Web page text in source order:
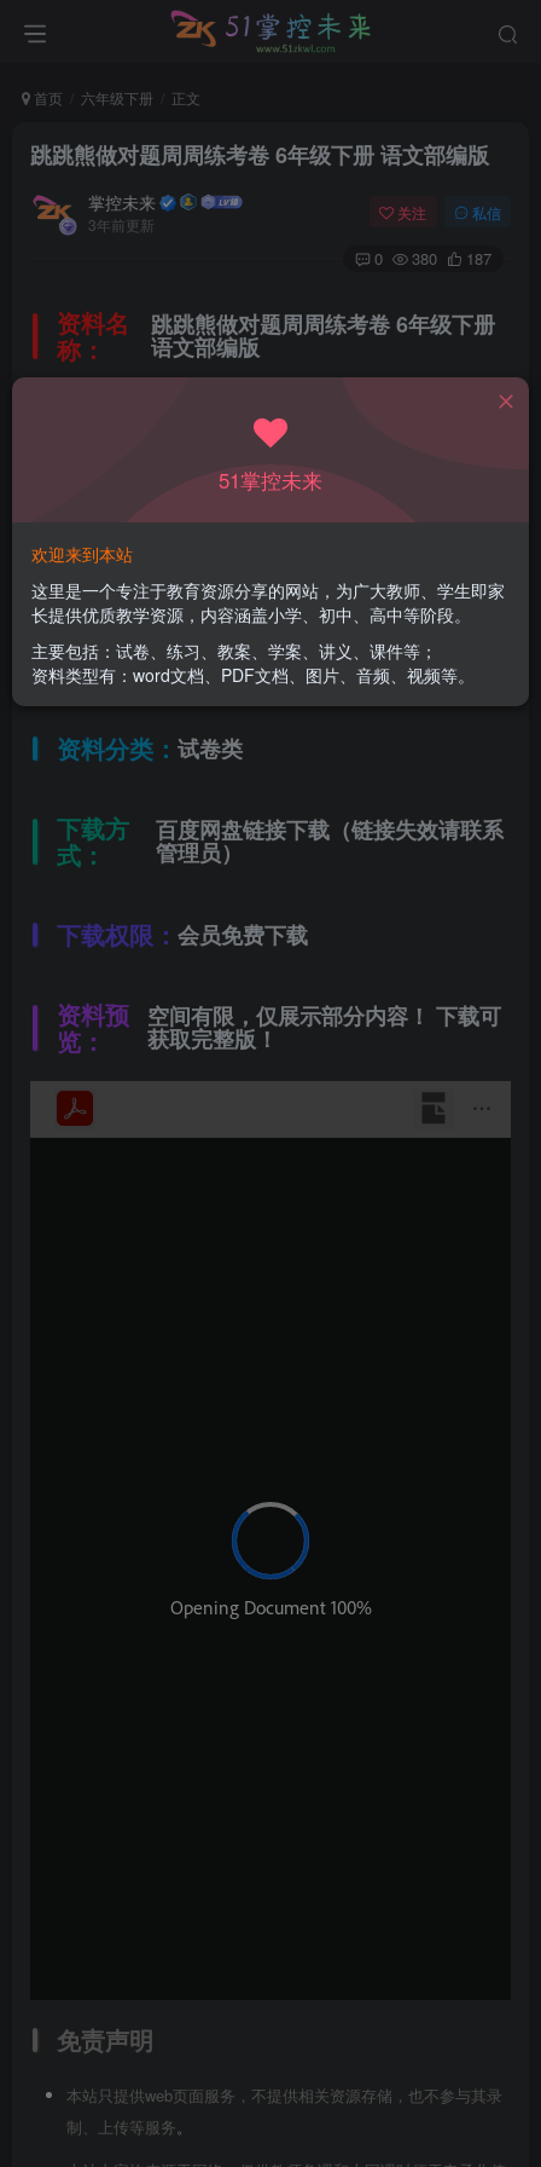
首页 六年级下册 正文
跳跳熊做对题周周练考卷 6年级下册 语文部编版
掌控未来
3年前更新
关注 私信
0 380 187
资料名
称：
跳跳熊做对题周周练考卷 6年级下册
语文部编版
适用年级：六年级下册
文件类型：高清PDF
资料分类： 试卷类
下载方
式：
百度网盘链接下载（链接失效请联系
管理员）
下载权限： 会员免费下载
资料预
览：
空间有限，仅展示部分内容！ 下载可
获取完整版！
免责声明
本站只提供web页面服务，不提供相关资源存储，也不参与其录
制、上传等服务。
51掌控未来
欢迎来到本站
这里是一个专注于教育资源分享的网站，为广大教师、学生即家
长提供优质教学资源，内容涵盖小学、初中、高中等阶段。
主要包括：试卷、练习、教案、学案、讲义、课件等；
资料类型有：word文档、PDF文档、图片、音频、视频等。